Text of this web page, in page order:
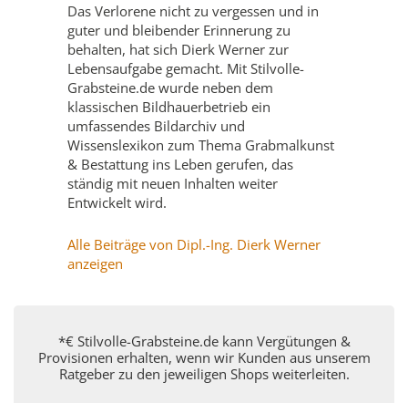
Das Verlorene nicht zu vergessen und in
guter und bleibender Erinnerung zu
behalten, hat sich Dierk Werner zur
Lebensaufgabe gemacht. Mit Stilvolle-
Grabsteine.de wurde neben dem
klassischen Bildhauerbetrieb ein
umfassendes Bildarchiv und
Wissenslexikon zum Thema Grabmalkunst
& Bestattung ins Leben gerufen, das
ständig mit neuen Inhalten weiter
Entwickelt wird.
Alle Beiträge von Dipl.-Ing. Dierk Werner
anzeigen
*€ Stilvolle-Grabsteine.de kann Vergütungen &
Provisionen erhalten, wenn wir Kunden aus unserem
Ratgeber zu den jeweiligen Shops weiterleiten.